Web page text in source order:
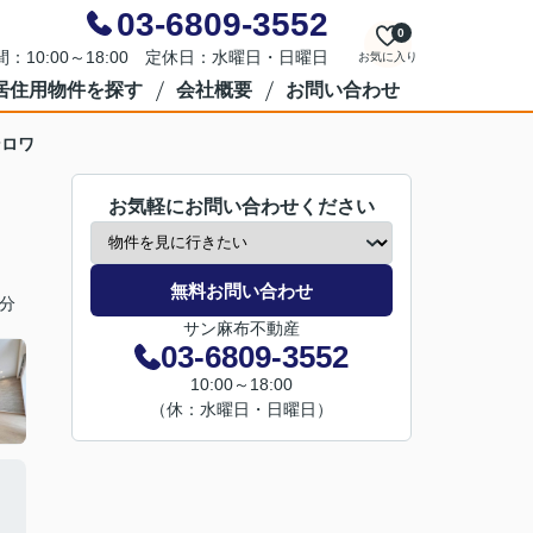
03-6809-3552
：10:00～18:00 定休日：水曜日・日曜日 お気に入り
0
住用物件を探す 会社概要 お問い合わせ
ワ
お気軽にお問い合わせください
無料お問い合わせ
サン麻布不動産
03-6809-3552
10:00～18:00
（休：水曜日・日曜日）